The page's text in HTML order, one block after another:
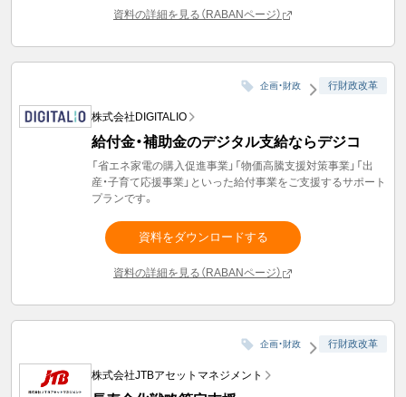
資料の詳細を見る（RABANページ）
企画・財政 行財政改革
株式会社DIGITALIO
給付金・補助金のデジタル支給ならデジコ
「省エネ家電の購入促進事業」「物価高騰支援対策事業」「出
産・子育て応援事業」といった給付事業をご支援するサポート
プランです。
資料をダウンロードする
資料の詳細を見る（RABANページ）
企画・財政 行財政改革
株式会社JTBアセットマネジメント